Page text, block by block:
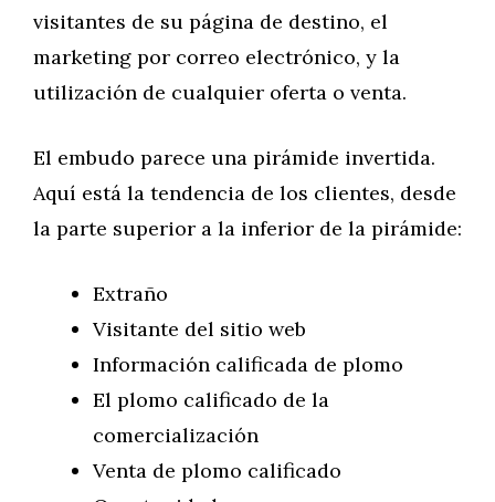
visitantes de su página de destino, el
marketing por correo electrónico, y la
utilización de cualquier oferta o venta.
El embudo parece una pirámide invertida.
Aquí está la tendencia de los clientes, desde
la parte superior a la inferior de la pirámide:
Extraño
Visitante del sitio web
Información calificada de plomo
El plomo calificado de la
comercialización
Venta de plomo calificado